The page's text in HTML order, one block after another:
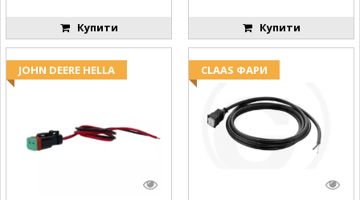
Купити Купити
JOHN DEERE HELLA CLAAS ФАРИ